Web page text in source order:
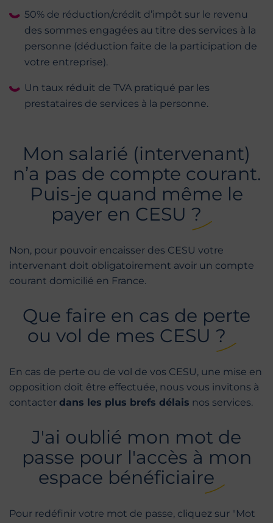
50% de réduction/crédit d’impôt sur le revenu
des sommes engagées au titre des services à la
personne (déduction faite de la participation de
votre entreprise).
Un taux réduit de TVA pratiqué par les
prestataires de services à la personne.
Mon salarié (intervenant)
n’a pas de compte courant.
Puis-je quand même le
payer en CESU ?
Non, pour pouvoir encaisser des CESU votre
intervenant doit obligatoirement avoir un compte
courant domicilié en France.
Que faire en cas de perte
ou vol de mes CESU ?
En cas de perte ou de vol de vos CESU, une mise en
opposition doit être effectuée, nous vous invitons à
contacter dans les plus brefs délais nos services.
J'ai oublié mon mot de
passe pour l'accès à mon
espace bénéficiaire
Pour redéfinir votre mot de passe, cliquez sur "Mot